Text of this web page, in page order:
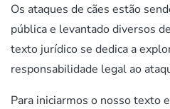
Os ataques de cães estão
pública e levantado diversos
texto jurídico se dedica a
responsabilidade legal ao
Para iniciarmos o nosso texto